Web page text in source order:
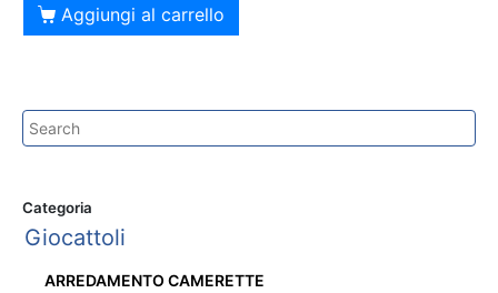
Aggiungi al carrello
Categoria
Giocattoli
ARREDAMENTO CAMERETTE